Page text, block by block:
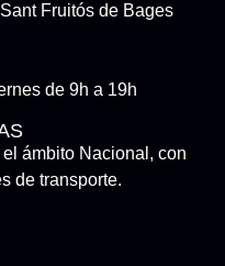
Fruitós de Bages
de 9h a 19h
ámbito Nacional, con
de transporte.